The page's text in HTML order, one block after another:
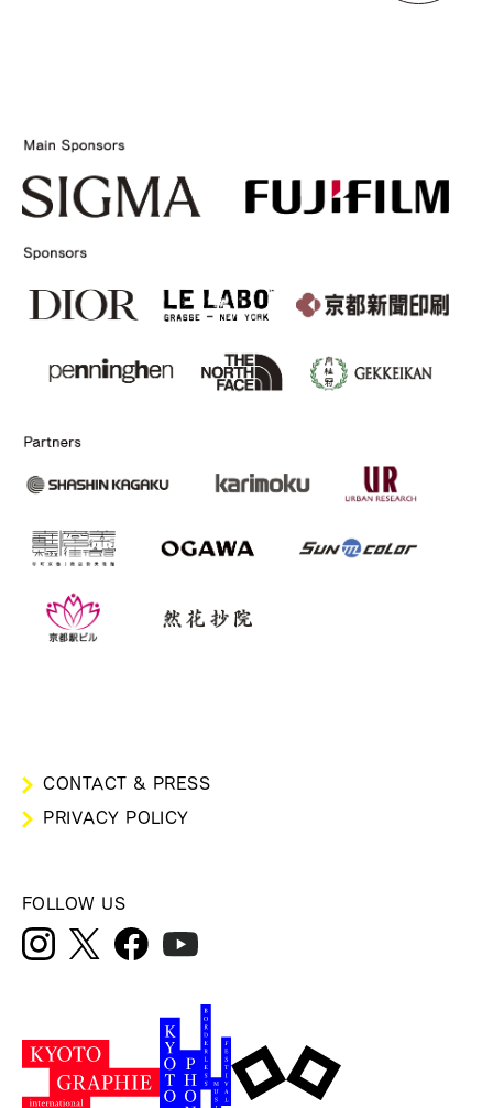
CONTACT & PRESS
PRIVACY POLICY
FOLLOW US